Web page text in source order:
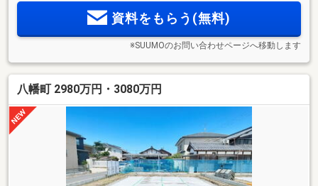
資料をもらう(無料)
※SUUMOのお問い合わせページへ移動します
八幡町 2980万円・3080万円